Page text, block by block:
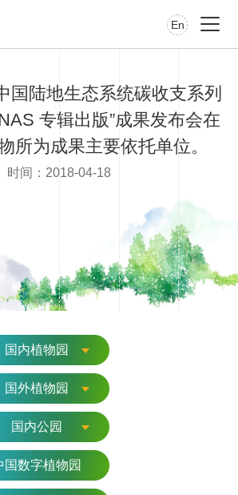
En
国陆地生态系统碳收支系列
专辑出版”成果发布会在
所为成果主要依托单位。
时间：2018-04-18
国内植物园
国外植物园
国内公园
国数字植物园